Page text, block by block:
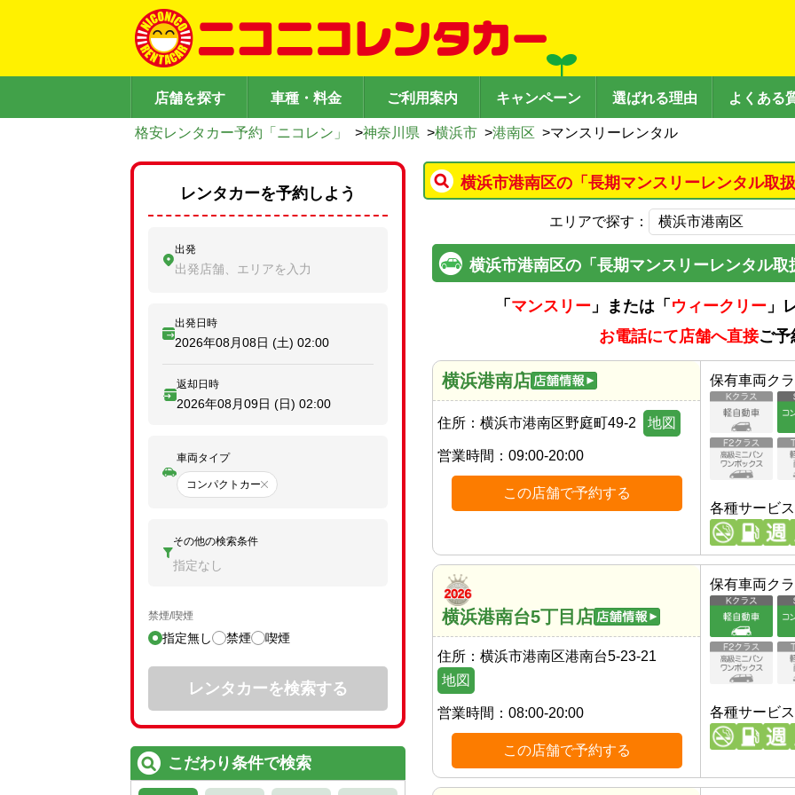
店舗を探す 車種・料金 ご利用案内 キャンペーン 選ばれる理由 よくある
格安レンタカー予約「ニコレン」 >神奈川県 >横浜市 >港南区 >マンスリーレンタル
横浜市港南区の「長期マンスリーレンタル取
エリアで探す：
横浜市港南区の「長期マンスリーレンタル
「 マンスリー 」または「 ウィークリー 」
お電話にて店舗へ直接ご予
横浜港南店
住所： 横浜市港南区野庭町49-2 地図
営業時間： 09:00-20:00
この店舗で予約する
保有車両ク
各種サービス
横浜港南台5丁目店
住所： 横浜市港南区港南台5-23-21
地図
営業時間： 08:00-20:00
この店舗で予約する
保有車両ク
各種サービス
レンタカーを予約しよう
出発
出発店舗、エリアを入力
出発日時
2026年08月08日 (土) 02:00
返却日時
2026年08月09日 (日) 02:00
車両タイプ
コンパクトカー
その他の検索条件
指定なし
禁煙/喫煙
指定無し 禁煙 喫煙
レンタカーを検索する
こだわり条件で検索